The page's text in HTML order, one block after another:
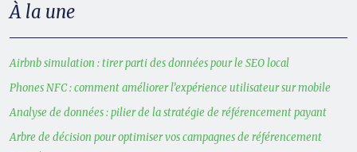
À la une
Airbnb simulation : tirer parti des données pour le SEO local
Phones NFC : comment améliorer l’expérience utilisateur sur mobile
Analyse de données : pilier de la stratégie de référencement payant
Arbre de décision pour optimiser vos campagnes de référencement